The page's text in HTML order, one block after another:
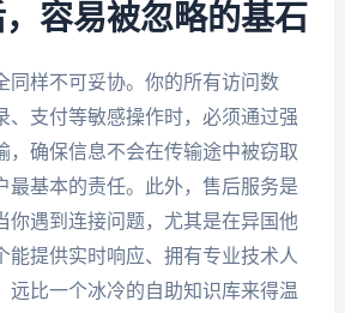
容易被忽略的基石
同样不可妥协。你的所有访问数
、支付等敏感操作时，必须通过强
，确保信息不会在传输途中被窃取
最基本的责任。此外，售后服务是
你遇到连接问题，尤其是在异国他
能提供实时响应、拥有专业技术人
远比一个冰冷的自助知识库来得温